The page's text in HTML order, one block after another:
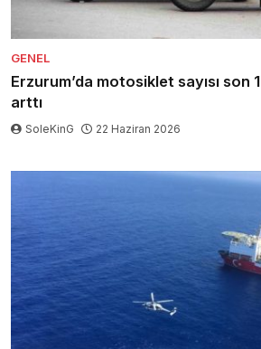
GENEL
Erzurum’da motosiklet sayısı son
arttı
SoleKinG 22 Haziran 2026